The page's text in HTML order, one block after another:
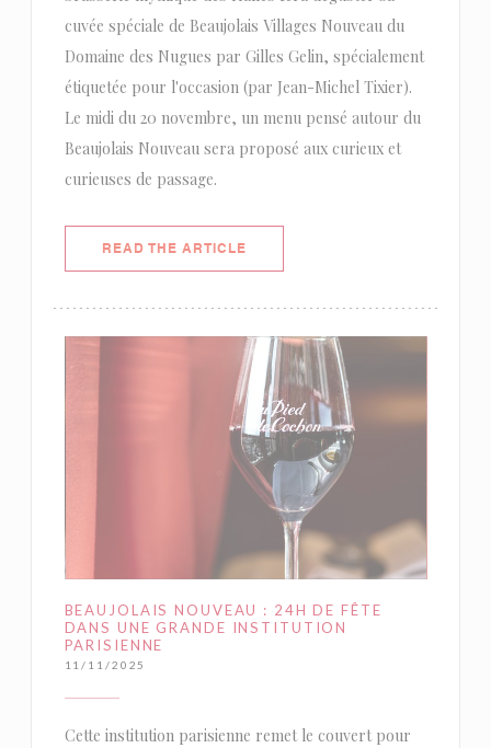
cuvée spéciale de Beaujolais Villages Nouveau du
Domaine des Nugues par Gilles Gelin, spécialement
étiquetée pour l'occasion (par Jean-Michel Tixier).
Le midi du 20 novembre, un menu pensé autour du
Beaujolais Nouveau sera proposé aux curieux et
curieuses de passage.
READ THE ARTICLE((OPENS IN A NEW WINDOW))
BEAUJOLAIS NOUVEAU : 24H DE FÊTE
DANS UNE GRANDE INSTITUTION
PARISIENNE
11/11/2025
Cette institution parisienne remet le couvert pour